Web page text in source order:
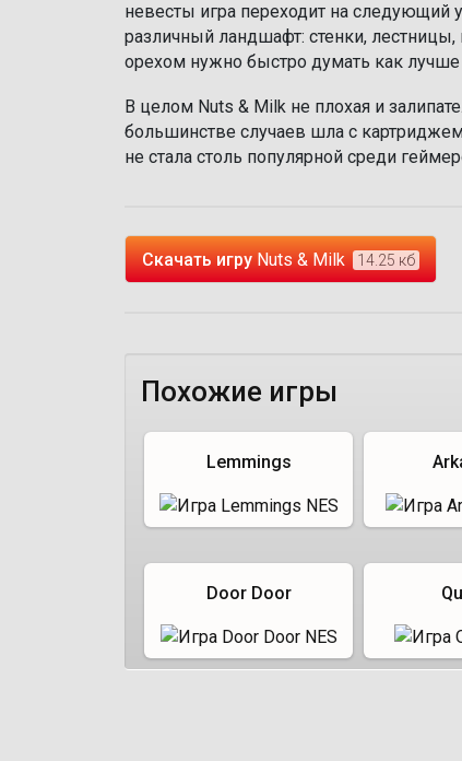
невесты игра переходит на следующий
различный ландшафт: стенки,
орехом нужно быстро думать как лучше
В целом Nuts & Milk не плохая и
большинстве случаев шла с
не стала столь популярной среди
Скачать игруNuts & Milk 14.25 кб
Похожие игры
Lemmings
Door Door